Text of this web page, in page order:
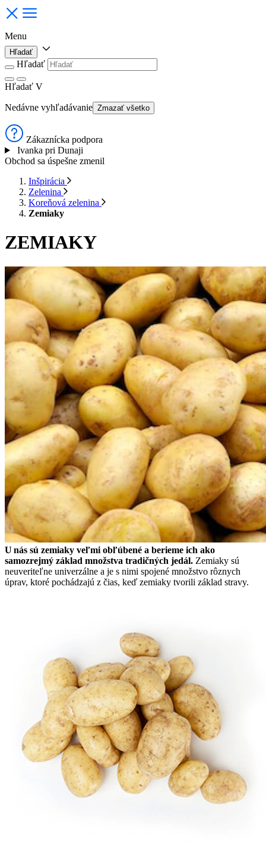
Menu
Hľadať
Hľadať
Hľadať V
Nedávne vyhľadávanie Zmazať všetko
Zákaznícka podpora
Ivanka pri Dunaji
Obchod sa úspešne zmenil
Inšpirácia
Zelenina
Koreňová zelenina
Zemiaky
ZEMIAKY
U nás sú zemiaky veľmi obľúbené a berieme ich ako
samozrejmý základ množstva tradičných jedál. Zemiaky sú
neuveriteľne univerzálne a je s nimi spojené množstvo rôznych
úprav, ktoré pochádzajú z čias, keď zemiaky tvorili základ stravy.